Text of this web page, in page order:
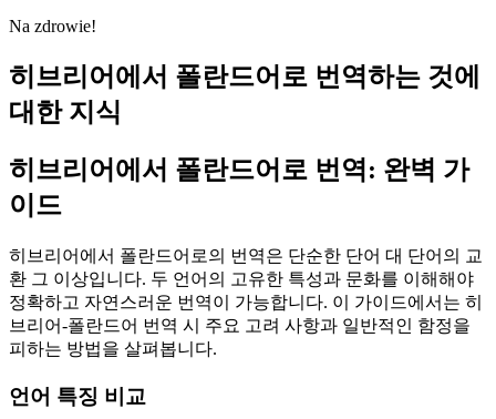
Na zdrowie!
히브리어에서 폴란드어로 번역하는 것에
대한 지식
히브리어에서 폴란드어로 번역: 완벽 가
이드
히브리어에서 폴란드어로의 번역은 단순한 단어 대 단어의 교
환 그 이상입니다. 두 언어의 고유한 특성과 문화를 이해해야
정확하고 자연스러운 번역이 가능합니다. 이 가이드에서는 히
브리어-폴란드어 번역 시 주요 고려 사항과 일반적인 함정을
피하는 방법을 살펴봅니다.
언어 특징 비교